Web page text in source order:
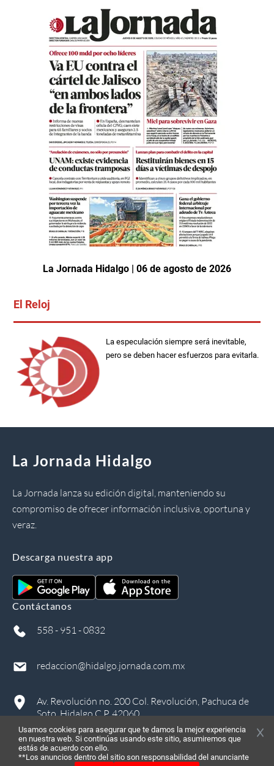
La Jornada Hidalgo | 06 de agosto de 2026
El Reloj
La especulación siempre será inevitable,
pero se deben hacer esfuerzos para evitarla.
La Jornada Hidalgo
La Jornada lanza su edición digital, manteniendo su
compromiso de ofrecer información inclusiva, oportuna y
veraz.
Descarga nuestra app
Contáctanos
558 - 951 - 0832
redaccion@hidalgo.jornada.com.mx
Av. Revolución no. 200 Col. Revolución, Pachuca de
Soto, Hidalgo C.P. 42060
Usamos cookies para asegurar que te damos la mejor experiencia
en nuestra web. Si continúas usando este sitio, asumiremos que
estás de acuerdo con ello.
**Los anuncios dentro del sitio son responsabilidad del anunciante